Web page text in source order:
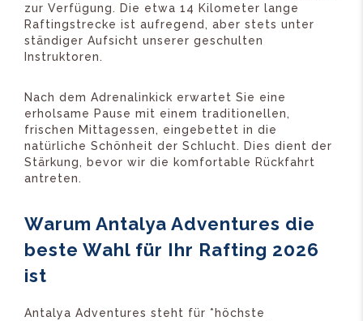
zur Verfügung. Die etwa 14 Kilometer lange
Raftingstrecke ist aufregend, aber stets unter
ständiger Aufsicht unserer geschulten
Instruktoren.
Nach dem Adrenalinkick erwartet Sie eine
erholsame Pause mit einem traditionellen,
frischen Mittagessen, eingebettet in die
natürliche Schönheit der Schlucht. Dies dient der
Stärkung, bevor wir die komfortable Rückfahrt
antreten.
Warum Antalya Adventures die
beste Wahl für Ihr Rafting 2026
ist
Antalya Adventures steht für *höchste